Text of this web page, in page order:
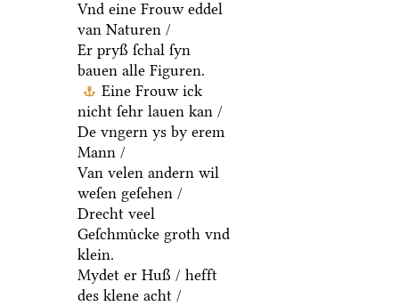
Vnd eine Frouw eddel
van Naturen /
Er pryß ſchal ſyn
bauen alle Figuren.
Eine Frouw ick
nicht ſehr lauen kan /
De vngern ys by erem
Mann /
Van velen andern wil
weſen geſehen /
Drecht veel
Geſchmuͤcke groth vnd
klein.
Mydet er Huß / hefft
des klene acht /